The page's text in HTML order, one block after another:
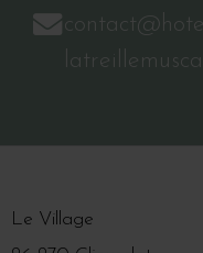
Le Village